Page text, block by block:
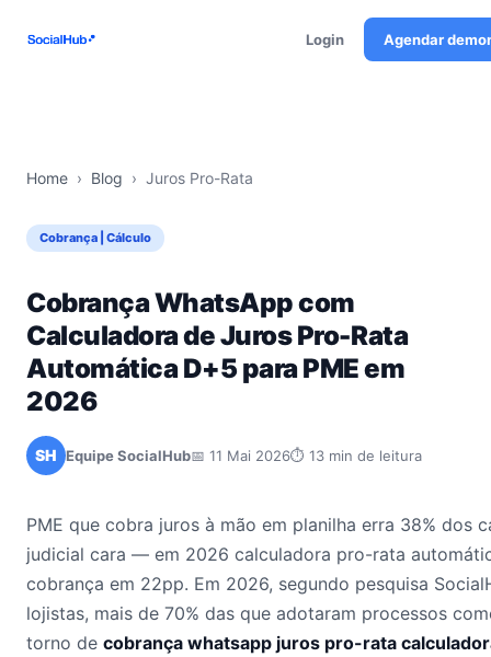
Login Agendar
Home › Blog › Juros Pro-Rata
Cobrança | Cálculo
Cobrança WhatsApp com
Calculadora de Juros Pro-Rata
Automática D+5 para PME em
2026
SH Equipe SocialHub📅 11 Mai 2026⏱ 13 min de leitura
PME que cobra juros à mão em planilha erra 38% dos
judicial cara — em 2026 calculadora pro-rata
cobrança em 22pp. Em 2026, segundo pesquisa
lojistas, mais de 70% das que adotaram processos
torno de cobrança whatsapp juros pro-rata